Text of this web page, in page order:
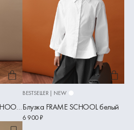
Рубашка укороченная SCHOOL белый
BESTSELLER | NEW
Блузка FRAME SCHOOL белый
6 900 ₽